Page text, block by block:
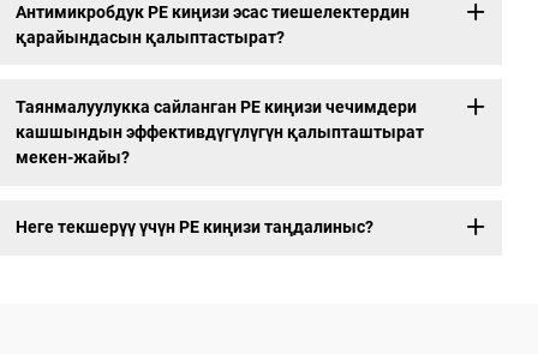
Антимикробдук PE киңизи эсас тиешелектердин
қарайындасын қалыптастырат?
Таянмалуулукка сайланган PE киңизи чечимдери
кашшындын эффективдүгүлүгүн қалыпташтырат
мекен-жайы?
Неге текшерүү үчүн PE киңизи таңдалиныс?